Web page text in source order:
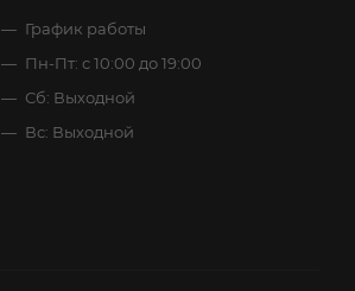
График работы
Пн-Пт: с 10:00 до 19:00
Сб: Выходной
Вс: Выходной